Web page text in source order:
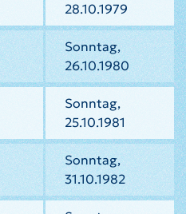
28.10.1979
Sonntag,
26.10.1980
Sonntag,
25.10.1981
Sonntag,
31.10.1982